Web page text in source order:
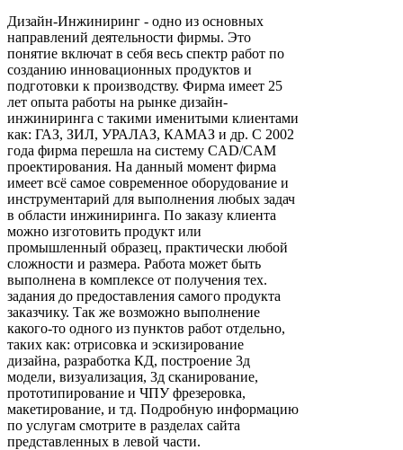
Дизайн-Инжиниринг - одно из основных
направлений деятельности фирмы. Это
понятие включат в себя весь спектр работ по
созданию инновационных продуктов и
подготовки к производству. Фирма имеет 25
лет опыта работы на рынке дизайн-
инжиниринга с такими именитыми клиентами
как: ГАЗ, ЗИЛ, УРАЛАЗ, КАМАЗ и др. С 2002
года фирма перешла на систему CAD/CAM
проектирования. На данный момент фирма
имеет всё самое современное оборудование и
инструментарий для выполнения любых задач
в области инжиниринга. По заказу клиента
можно изготовить продукт или
промышленный образец, практически любой
сложности и размера. Работа может быть
выполнена в комплексе от получения тех.
задания до предоставления самого продукта
заказчику. Так же возможно выполнение
какого-то одного из пунктов работ отдельно,
таких как: отрисовка и эскизирование
дизайна, разработка КД, построение 3д
модели, визуализация, 3д сканирование,
прототипирование и ЧПУ фрезеровка,
макетирование, и тд. Подробную информацию
по услугам смотрите в разделах сайта
представленных в левой части.